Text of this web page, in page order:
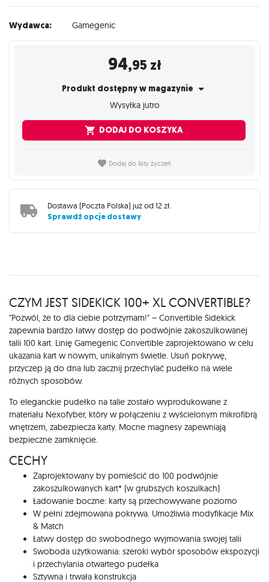
Wydawca: Gamegenic
94,95 zł
Produkt dostępny w magazynie
Wysyłka jutro
DODAJ DO KOSZYKA
Dodaj do listy życzeń
Dostawa (Poczta Polska) już od 12 zł
Sprawdź opcje dostawy
Opis
CZYM JEST SIDEKICK 100+ XL CONVERTIBLE?
"Pozwól, że to dla ciebie potrzymam!" – Convertible Sidekick
zapewnia bardzo łatwy dostęp do podwójnie zakoszulkowanej
talii 100 kart. Linię Gamegenic Convertible zaprojektowano w celu
ukazania kart w nowym, unikalnym świetle. Usuń pokrywę,
przyczep ją do dna lub zacznij przechylać pudełko na wiele
różnych sposobów.
To eleganckie pudełko na talie zostało wyprodukowane z
materiału Nexofyber, który w połączeniu z wyścielonym mikrofibrą
wnętrzem, zabezpiecza karty. Mocne magnesy zapewniają
bezpieczne zamknięcie.
CECHY
Zaprojektowany by pomieścić do 100 podwójnie
zakoszulkowanych kart* (w grubszych koszulkach)
Ładowanie boczne: karty są przechowywane poziomo
W pełni zdejmowana pokrywa. Umożliwia modyfikacje Mix
& Match
Łatwy dostęp do swobodnego wyjmowania swojej talii
Swoboda użytkowania: szeroki wybór sposobów ekspozycji
i przechylania otwartego pudełka
Sztywna i trwała konstrukcja